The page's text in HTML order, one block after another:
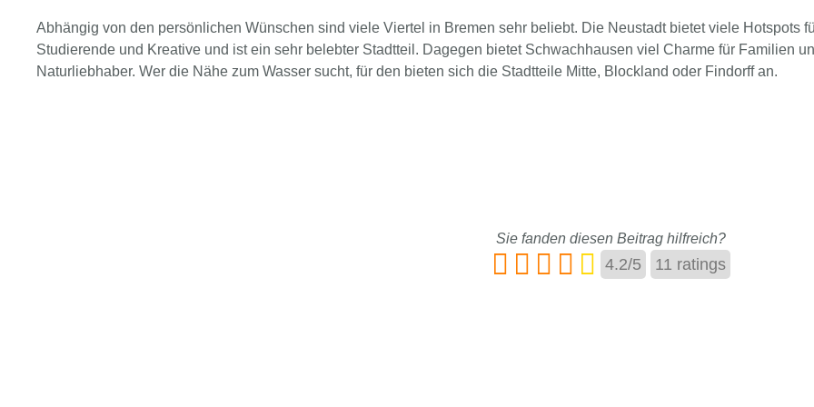
Abhängig von den persönlichen Wünschen sind viele Viertel in Bremen sehr beliebt. Die Neustadt bietet viele Hotspots
Studierende und Kreative und ist ein sehr belebter Stadtteil. Dagegen bietet Schwachhausen viel Charme für Familien
Naturliebhaber. Wer die Nähe zum Wasser sucht, für den bieten sich die Stadtteile Mitte, Blockland oder Findorff an.
Sie fanden diesen Beitrag hilfreich?
4.2/5 11 ratings